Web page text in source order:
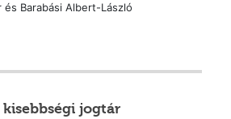
Barabási Albert-László
jogtár